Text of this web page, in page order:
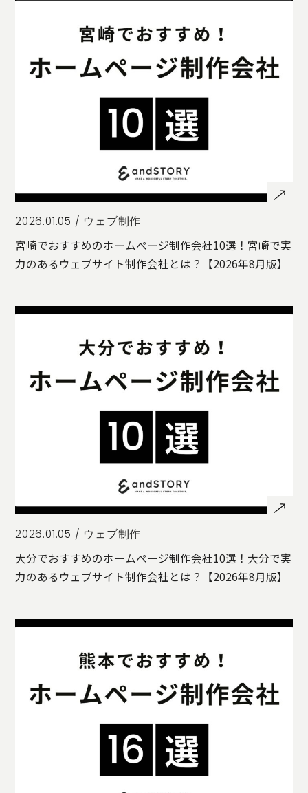
2026.01.05 / ウェブ制作
宮崎でおすすめのホームページ制作会社10選！宮崎で実
力のあるウェブサイト制作会社とは？【2026年8月版】
2026.01.05 / ウェブ制作
大分でおすすめのホームページ制作会社10選！大分で実
力のあるウェブサイト制作会社とは？【2026年8月版】